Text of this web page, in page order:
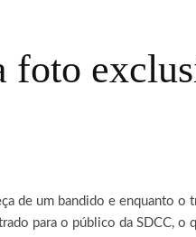
foto
de um bandido e enquanto o
para o público da SDCC, o